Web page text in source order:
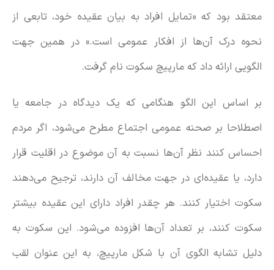
معتقد بود که «تمایل افراد به بیان عقیده‌ خود، تابعی از
نحوه درک آن‌ها از افکار عمومی است.» در همین جهت
الگویی ارائه داد که مارپیچ سکوت نام گرفت.
بر اساس این الگو هنگامی که یک دیدگاه در جامعه یا
اصطلاحا بر صحنه عمومی اجتماع مطرح می‌شود، اگر مردم
احساس کنند نظر ‌آن‌ها نسبت به آن موضوع در اقلیت قرار
دارد، یا عقیده‌ای در جهت مخالف آن‌ دارند، ترجیح می‌دهند
سکوت اختیار کنند. هر چقدر افراد دارای این عقیده بیشتر
سکوت کنند، بر تعداد آن‌ها افزوده می‌شود. این سکوت به
دلیل تشابه الگوی آن با شکل مارپیچ، به این عنوان لقب